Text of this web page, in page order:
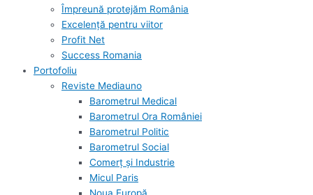
Împreună protejăm România
Excelență pentru viitor
Profit Net
Success Romania
Portofoliu
Reviste Mediauno
Barometrul Medical
Barometrul Ora României
Barometrul Politic
Barometrul Social
Comerț și Industrie
Micul Paris
Noua Europă